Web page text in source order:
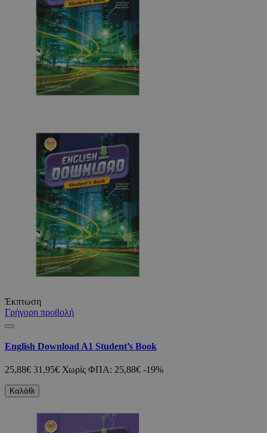
Έκπτωση
Γρήγορη προβολή
English Download A1 Student’s Book
25,88€ 31,95€ Χωρίς ΦΠΑ: 25,88€ -19%
Καλάθι